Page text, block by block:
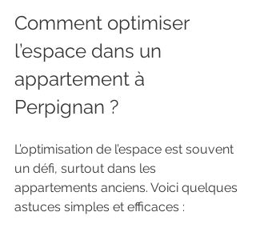
Comment optimiser
l’espace dans un
appartement à
Perpignan ?
L’optimisation de l’espace est souvent
un défi, surtout dans les
appartements anciens. Voici quelques
astuces simples et efficaces :